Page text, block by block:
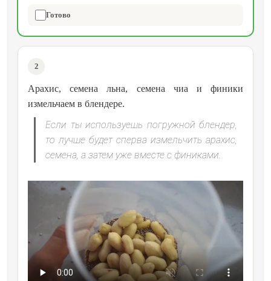
Готово
2
Арахис, семена льна, семена чиа и финики
измельчаем в блендере.
Если ты используешь погружной блендер,
то лучше будет сперва измельчить арахис,
семена, а затем уже вместе с финиками.